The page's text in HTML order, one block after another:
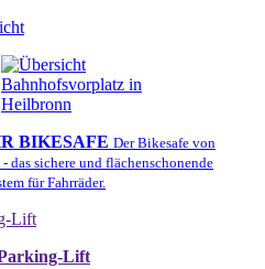
BIKESAFE Der Bikesafe von
das sichere und flächenschonende
für Fahrräder.
Lift
Lift